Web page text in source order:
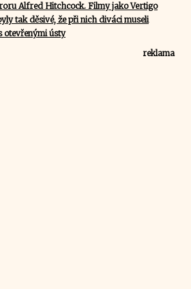
Alfred Hitchcock. Filmy jako Vertigo
tak děsivé, že při nich diváci museli
otevřenými ústy
reklama